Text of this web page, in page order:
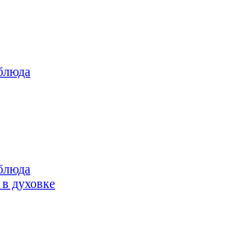
духовке